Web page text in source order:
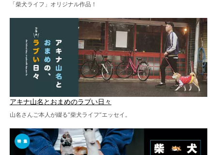
「柴犬ライフ」オリジナル作品！
アキナ山名とおまめのラブい日々
山名さんご本人が綴る“柴犬ライフ”エッセイ。